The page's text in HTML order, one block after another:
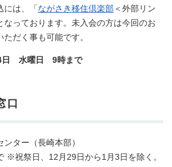
には、「ながさき移住倶楽部＜外部リン
なっております。未入会の方は今回のお
だく事も可能です。
4日 水曜日 9時まで
口
ター（長崎本部）
※祝祭日、12月29日から1月3日を除く。